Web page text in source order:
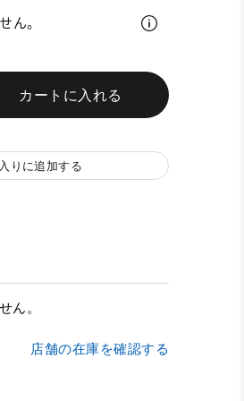
ん。
カートに入れる
りに追加する
ん。
店舗の在庫を確認する